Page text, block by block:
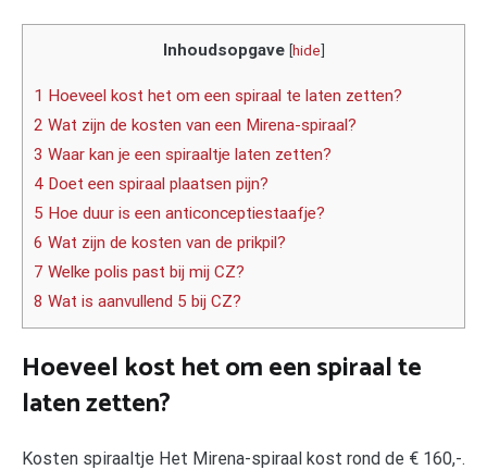
Inhoudsopgave [hide]
1 Hoeveel kost het om een spiraal te laten zetten?
2 Wat zijn de kosten van een Mirena-spiraal?
3 Waar kan je een spiraaltje laten zetten?
4 Doet een spiraal plaatsen pijn?
5 Hoe duur is een anticonceptiestaafje?
6 Wat zijn de kosten van de prikpil?
7 Welke polis past bij mij CZ?
8 Wat is aanvullend 5 bij CZ?
Hoeveel kost het om een spiraal te
laten zetten?
Kosten spiraaltje Het Mirena-spiraal kost rond de € 160,-.